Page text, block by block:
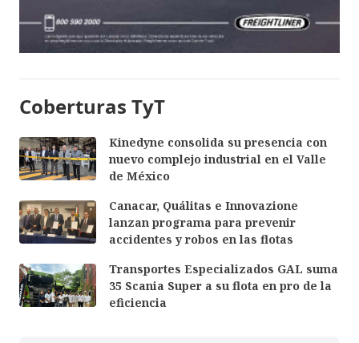
Coberturas TyT
Kinedyne consolida su presencia con
nuevo complejo industrial en el Valle
de México
Canacar, Quálitas e Innovazione
lanzan programa para prevenir
accidentes y robos en las flotas
Transportes Especializados GAL suma
35 Scania Super a su flota en pro de la
eficiencia